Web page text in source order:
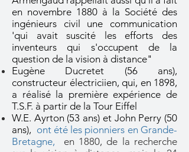
en novembre 1880 à la Société des
ingénieurs civil une communication
'qui avait suscité les efforts des
inventeurs qui s'occupent de la
question de la vision à distance"
Eugène Ducretet (56 ans),
constructeur électriciien, qui, en 1898,
a réalisé la première expérience de
T.S.F. à partir de la Tour Eiffel
W.E. Ayrton (53 ans) et John Perry (50
ans), ont été les pionniers en Grande-
Bretagne, en 1880, de la recherche